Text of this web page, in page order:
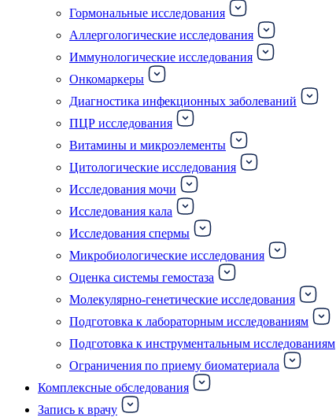
Гормональные исследования
Аллергологические исследования
Иммунологические исследования
Онкомаркеры
Диагностика инфекционных заболеваний
ПЦР исследования
Витамины и микроэлементы
Цитологические исследования
Исследования мочи
Исследования кала
Исследования спермы
Микробиологические исследования
Оценка системы гемостаза
Молекулярно-генетические исследования
Подготовка к лабораторным исследованиям
Подготовка к инструментальным исследованиям
Ограничения по приему биоматериала
Комплексные обследования
Запись к врачу